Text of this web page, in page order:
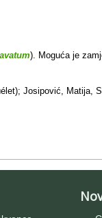
). Moguća je
Josipović, Matija,